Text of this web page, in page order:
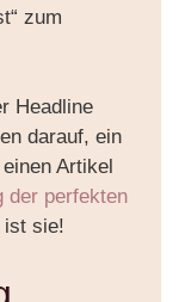
zum
Headline
darauf, ein
Artikel
der perfekten
ist sie!